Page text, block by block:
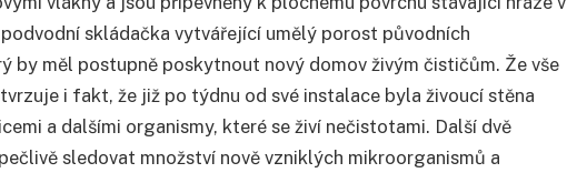
skládačka vytvářející umělý porost původních
by měl postupně poskytnout nový domov živým čističům. Že vše
i fakt, že již po týdnu od své instalace byla živoucí stěna
a dalšími organismy, které se živí nečistotami. Další dvě
sledovat množství nově vzniklých mikroorganismů a